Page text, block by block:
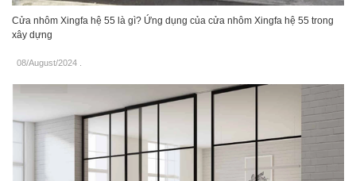
Cửa nhôm Xingfa hệ 55 là gì? Ứng dụng của cửa nhôm Xingfa hệ 55 trong
xây dựng
08/August/2024